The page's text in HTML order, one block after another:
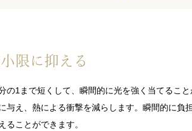
限に 抑える
の1まで短くして、瞬間的に光を強く当てるこ
与え、熱による衝撃を減らします。瞬間的に負
ることができます。